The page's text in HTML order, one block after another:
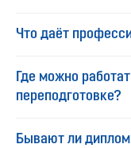
Что даёт
Где можно
переподготовке?
Бывают ли